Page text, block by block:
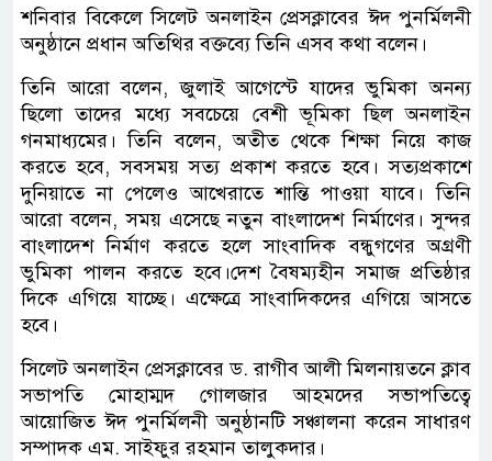
শনিবার বিকেলে সিলেট অনলাইন প্রেসক্লাবের ঈদ পুনর্মিলনী
অনুষ্ঠানে প্রধান অতিথির বক্তব্যে তিনি এসব কথা বলেন।
তিনি আরো বলেন, জুলাই আগেস্টে যাদের ভুমিকা অনন্য
ছিলো তাদের মধ্যে সবচেয়ে বেশী ভূমিকা ছিল অনলাইন
গনমাধ্যমের। তিনি বলেন, অতীত থেকে শিক্ষা নিয়ে কাজ
করতে হবে, সবসময় সত্য প্রকাশ করতে হবে। সত্যপ্রকাশে
দুনিয়াতে না পেলেও আখেরাতে শান্তি পাওয়া যাবে। তিনি
আরো বলেন, সময় এসেছে নতুন বাংলাদেশ নির্মাণের। সুন্দর
বাংলাদেশ নির্মাণ করতে হলে সাংবাদিক বন্ধুগণের অগ্রণী
ভুমিকা পালন করতে হবে।দেশ বৈষম্যহীন সমাজ প্রতিষ্ঠার
দিকে এগিয়ে যাচ্ছে। এক্ষেত্রে সাংবাদিকদের এগিয়ে আসতে
হবে।
সিলেট অনলাইন প্রেসক্লাবের ড. রাগীব আলী মিলনায়তনে ক্লাব
সভাপতি মোহাম্মদ গোলজার আহমদের সভাপতিত্বে
আয়োজিত ঈদ পুনর্মিলনী অনুষ্ঠানটি সঞ্চালনা করেন সাধারণ
সম্পাদক এম. সাইফুর রহমান তালুকদার।